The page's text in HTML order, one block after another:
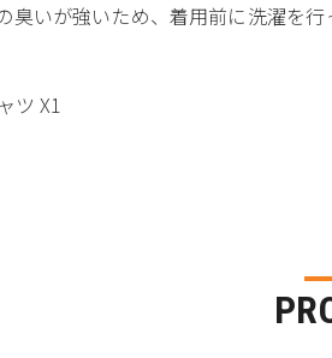
いが強いため、着用前に洗濯を行
ツ X1